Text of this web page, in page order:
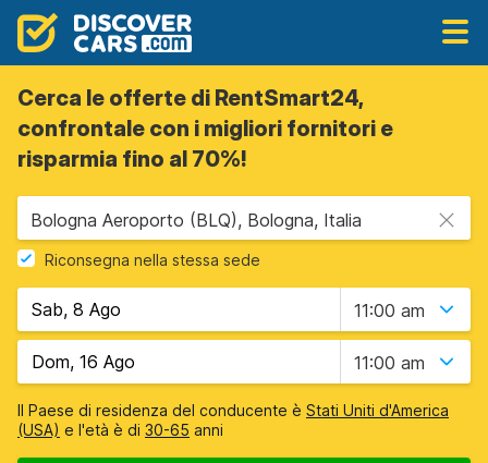
Cerca le offerte di RentSmart24,
confrontale con i migliori fornitori e
risparmia fino al 70%!
Bologna Aeroporto (BLQ), Bologna, Italia
Riconsegna nella stessa sede
11:00 am
11:00 am
Il Paese di residenza del conducente è Stati Uniti d'America
(USA) e l'età è di 30-65 anni